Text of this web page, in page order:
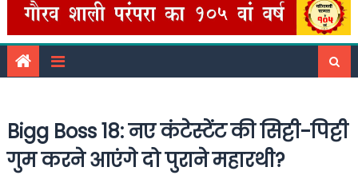
Bigg Boss 18: नए कंटेस्टेंट की सिट्टी-पिट्टी
गुम करने आएंगे दो पुराने महारथी?